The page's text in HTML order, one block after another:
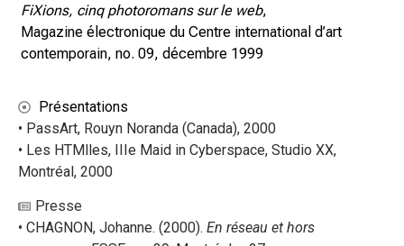
FiXions, cinq photoromans sur le web,
Magazine électronique du Centre international d’art
contemporain, no. 09, décembre 1999
Présentations
• PassArt, Rouyn Noranda (Canada), 2000
• Les HTMlles, IIIe Maid in Cyberspace, Studio XX,
Montréal, 2000
Presse
• CHAGNON, Johanne. (2000). En réseau et hors